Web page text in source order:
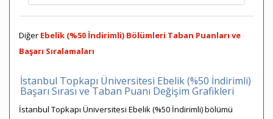
Diğer Ebelik (%50 İndirimli) Bölümleri Taban Puanları ve
Başarı Sıralamaları
İstanbul Topkapı Üniversitesi Ebelik (%50 İndirimli)
Başarı Sırası ve Taban Puanı Değişim Grafikleri
İstanbul Topkapı Üniversitesi Ebelik (%50 İndirimli) bölümü